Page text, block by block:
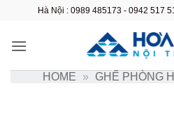
nội
Hà Nội : 0989 485173 - 0942 517
HOME » GHẾ PHÒNG